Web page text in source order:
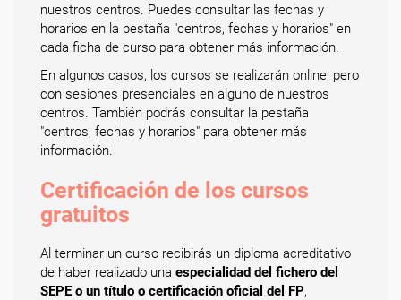
nuestros centros. Puedes consultar las fechas y
horarios en la pestaña "centros, fechas y horarios" en
cada ficha de curso para obtener más información.
En algunos casos, los cursos se realizarán online, pero
con sesiones presenciales en alguno de nuestros
centros. También podrás consultar la pestaña
"centros, fechas y horarios" para obtener más
información.
Certificación de los cursos
gratuitos
Al terminar un curso recibirás un diploma acreditativo
de haber realizado una especialidad del fichero del
SEPE o un título o certificación oficial del FP,